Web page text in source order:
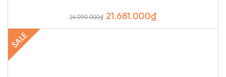
24.090.000₫ 21.681.000₫
SALE